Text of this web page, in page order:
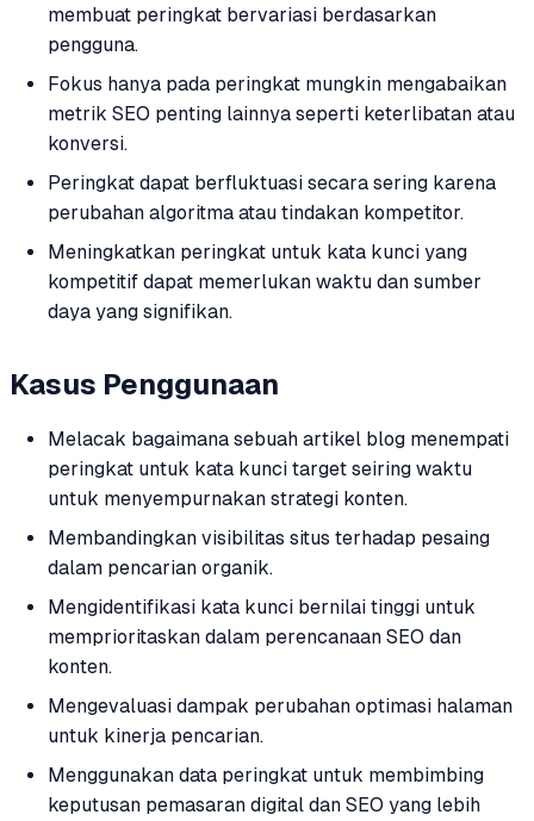
membuat peringkat bervariasi berdasarkan
pengguna.
Fokus hanya pada peringkat mungkin mengabaikan
metrik SEO penting lainnya seperti keterlibatan atau
konversi.
Peringkat dapat berfluktuasi secara sering karena
perubahan algoritma atau tindakan kompetitor.
Meningkatkan peringkat untuk kata kunci yang
kompetitif dapat memerlukan waktu dan sumber
daya yang signifikan.
Kasus Penggunaan
Melacak bagaimana sebuah artikel blog menempati
peringkat untuk kata kunci target seiring waktu
untuk menyempurnakan strategi konten.
Membandingkan visibilitas situs terhadap pesaing
dalam pencarian organik.
Mengidentifikasi kata kunci bernilai tinggi untuk
memprioritaskan dalam perencanaan SEO dan
konten.
Mengevaluasi dampak perubahan optimasi halaman
untuk kinerja pencarian.
Menggunakan data peringkat untuk membimbing
keputusan pemasaran digital dan SEO yang lebih